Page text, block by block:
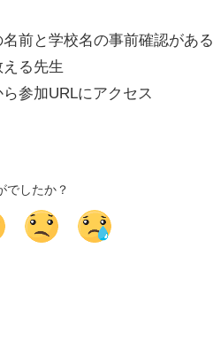
前と学校名の事前確認がある
る先生
参加URLにアクセス
でしたか？